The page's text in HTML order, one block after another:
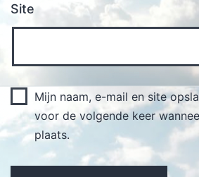
Site
Mijn naam, e-mail en site
voor de volgende keer
plaats.